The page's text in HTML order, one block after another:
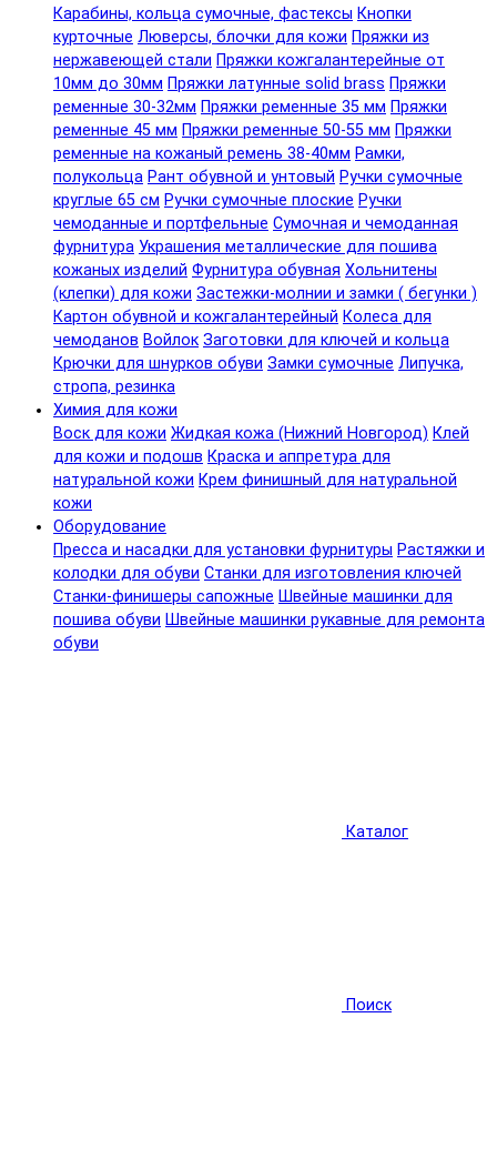
Карабины, кольца сумочные, фастексы Кнопки
курточные Люверсы, блочки для кожи Пряжки из
нержавеющей стали Пряжки кожгалантерейные от
10мм до 30мм Пряжки латунные solid brass Пряжки
ременные 30-32мм Пряжки ременные 35 мм Пряжки
ременные 45 мм Пряжки ременные 50-55 мм Пряжки
ременные на кожаный ремень 38-40мм Рамки,
полукольца Рант обувной и унтовый Ручки сумочные
круглые 65 см Ручки сумочные плоские Ручки
чемоданные и портфельные Сумочная и чемоданная
фурнитура Украшения металлические для пошива
кожаных изделий Фурнитура обувная Хольнитены
(клепки) для кожи Застежки-молнии и замки ( бегунки )
Картон обувной и кожгалантерейный Колеса для
чемоданов Войлок Заготовки для ключей и кольца
Крючки для шнурков обуви Замки сумочные Липучка,
стропа, резинка
Химия для кожи
Воск для кожи Жидкая кожа (Нижний Новгород) Клей
для кожи и подошв Краска и аппретура для
натуральной кожи Крем финишный для натуральной
кожи
Оборудование
Пресса и насадки для установки фурнитуры Растяжки и
колодки для обуви Станки для изготовления ключей
Станки-финишеры сапожные Швейные машинки для
пошива обуви Швейные машинки рукавные для ремонта
обуви
Каталог
Поиск